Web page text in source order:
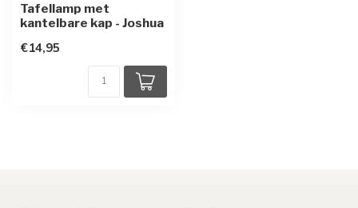
Tafellamp met
kantelbare kap - Joshua
€14,95